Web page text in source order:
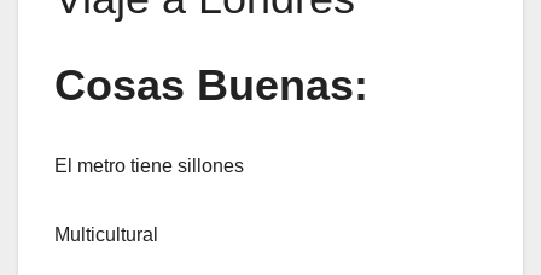
Cosas Buenas:
El metro tiene sillones
Multicultural